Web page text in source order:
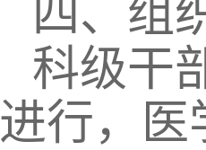
四、组
科级干
进行，医